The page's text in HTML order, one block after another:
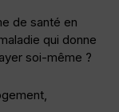
de santé en
qui donne
soi-même ?